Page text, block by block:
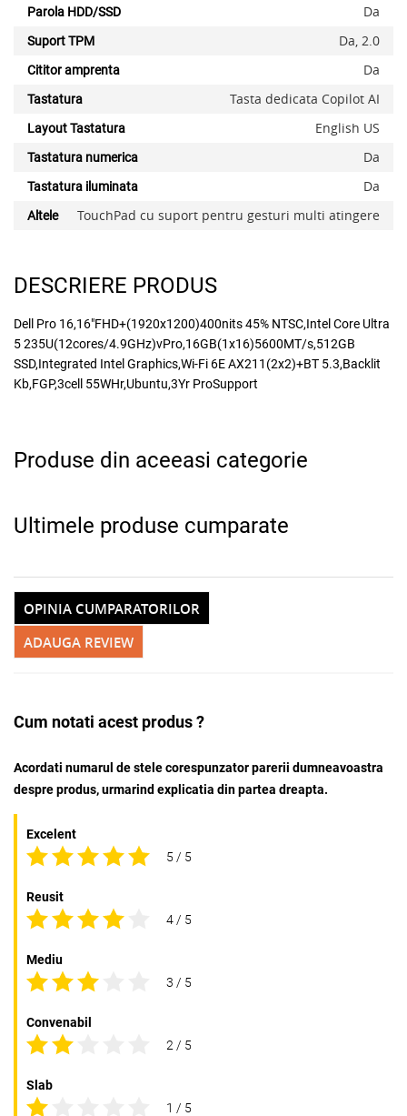
Parola HDD/SSD Da
Suport TPM Da, 2.0
Cititor amprenta Da
Tastatura Tasta dedicata Copilot AI
Layout Tastatura English US
Tastatura numerica Da
Tastatura iluminata Da
Altele TouchPad cu suport pentru gesturi multi atingere
DESCRIERE PRODUS
Dell Pro 16,16"FHD+(1920x1200)400nits 45% NTSC,Intel Core Ultra
5 235U(12cores/4.9GHz)vPro,16GB(1x16)5600MT/s,512GB
SSD,Integrated Intel Graphics,Wi-Fi 6E AX211(2x2)+BT 5.3,Backlit
Kb,FGP,3cell 55WHr,Ubuntu,3Yr ProSupport
Produse din aceeasi categorie
Ultimele produse cumparate
ADAUGA REVIEW
OPINIA CUMPARATORILOR
Cum notati acest produs ?
Acordati numarul de stele corespunzator parerii dumneavoastra
despre produs, urmarind explicatia din partea dreapta.
Excelent
5 / 5
Reusit
4 / 5
Mediu
3 / 5
Convenabil
2 / 5
Slab
1 / 5